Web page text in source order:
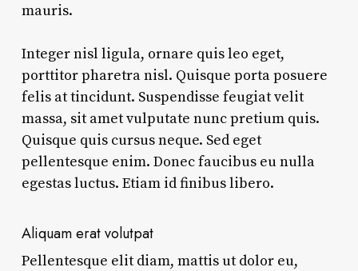
mauris.
Integer nisl ligula, ornare quis leo eget,
porttitor pharetra nisl. Quisque porta posuere
felis at tincidunt. Suspendisse feugiat velit
massa, sit amet vulputate nunc pretium quis.
Quisque quis cursus neque. Sed eget
pellentesque enim. Donec faucibus eu nulla
egestas luctus. Etiam id finibus libero.
Aliquam erat volutpat
Pellentesque elit diam, mattis ut dolor eu,